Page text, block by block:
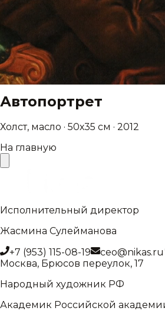
Автопортрет
Холст, масло · 50х35 см · 2012
На главную
Исполнительный директор
Жасмина Сулейманова
+7 (953) 115-08-19
ceo@nikas.ru
Москва, Брюсов переулок, 17
Народный художник РФ
Академик Российской